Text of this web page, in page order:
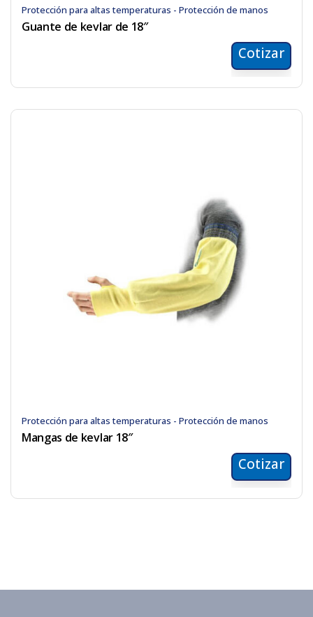
Protección para altas temperaturas - Protección de manos
Guante de kevlar de 18″
Cotizar
Protección para altas temperaturas - Protección de manos
Mangas de kevlar 18″
Cotizar